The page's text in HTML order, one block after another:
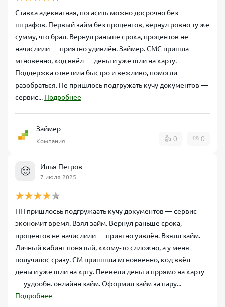
Ставка адекватная, погасить можно досрочно без
штрафов. Первый займ без процентов, вернул ровно ту же
сумму, что брал. Вернул раньше срока, процентов не
начислили — приятно удивлён. Займер. СМС пришла
мгновенно, код ввёл — деньги уже шли на карту.
Поддержка ответила быстро и вежливо, помогли
разобраться. Не пришлось подгружать кучу документов —
сервис... Подробнее
Займер
Компания 👍 0 👎 0
🙂 Илья Петров
7 июля 2025
НН пришлосьь подгружаать кучу документов — сервис
экономит время. Взял займ. Вернул раньше срока,
процентов не начислили — приятно уивлён. Взялл займ.
Личный кабинт понятый, ккому‑то слложно, а у меня
получилос сразу. СМ пришшла мгноввенно, код ввёл —
деньги уже шли на крту. Пеевели деньги пррямо на карту
— уудообн. онлайнн займ. Оформил займ за пару...
Подробнее